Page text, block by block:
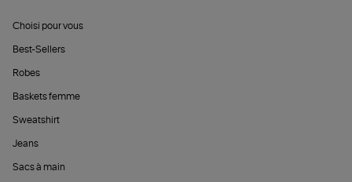
Choisi pour vous
Best-Sellers
Robes
Baskets femme
Sweatshirt
Jeans
Sacs à main